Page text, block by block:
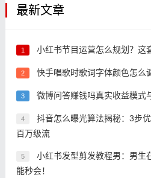
最新文章
1 小红书节目运营怎么规划？这
2 快手唱歌时歌词字体颜色怎么
3 微博问答赚钱吗真实收益模式
4
抖音怎么曝光算法揭秘：3步
百万级流
5
小红书发型剪发教程男：男生
能秒会！